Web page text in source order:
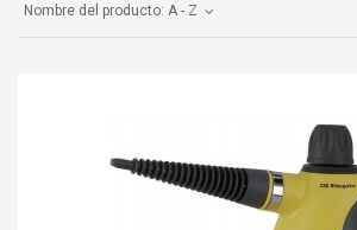
Nombre del producto: A - Z